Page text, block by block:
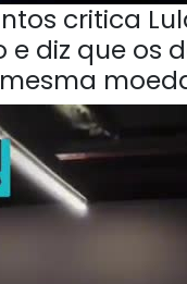
critica
e diz que os